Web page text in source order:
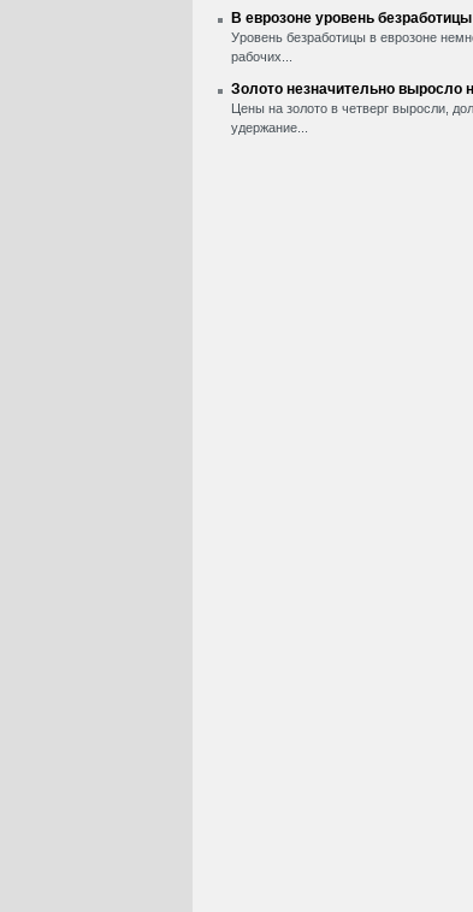
В еврозоне уровень
Уровень безработицы в еврозоне
рабочих...
Золото незначительно выросло
Цены на золото в четверг выросли,
удержание...